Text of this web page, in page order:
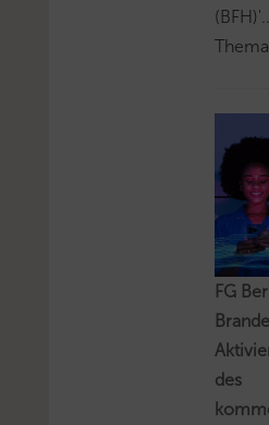
FG
des